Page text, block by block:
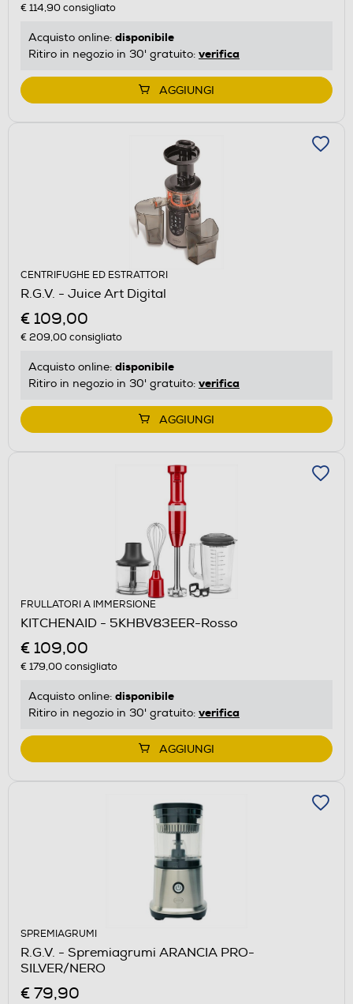
€ 114,90consigliato
Acquisto online: disponibile
Ritiro in negozio in 30' gratuito: verifica
AGGIUNGI
CENTRIFUGHE ED ESTRATTORI
R.G.V. - Juice Art Digital
€ 109,00
€ 209,00consigliato
Acquisto online: disponibile
Ritiro in negozio in 30' gratuito: verifica
AGGIUNGI
FRULLATORI A IMMERSIONE
KITCHENAID - 5KHBV83EER-Rosso
€ 109,00
€ 179,00consigliato
Acquisto online: disponibile
Ritiro in negozio in 30' gratuito: verifica
AGGIUNGI
SPREMIAGRUMI
R.G.V. - Spremiagrumi ARANCIA PRO-
SILVER/NERO
€ 79,90